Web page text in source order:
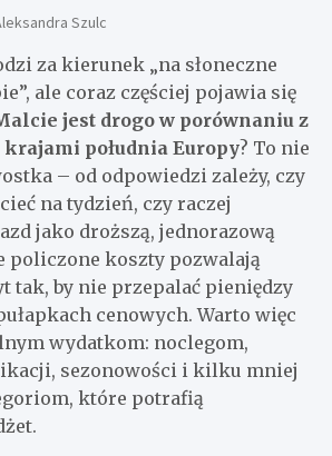
Szulc
za kierunek „na słoneczne
ale coraz częściej pojawia się
jest drogo w porównaniu z
południa Europy? To nie
– od odpowiedzi zależy, czy
na tydzień, czy raczej
jako droższą, jednorazową
policzone koszty pozwalają
tak, by nie przepalać pieniędzy
cenowych. Warto więc
wydatkom: noclegom,
sezonowości i kilku mniej
które potrafią